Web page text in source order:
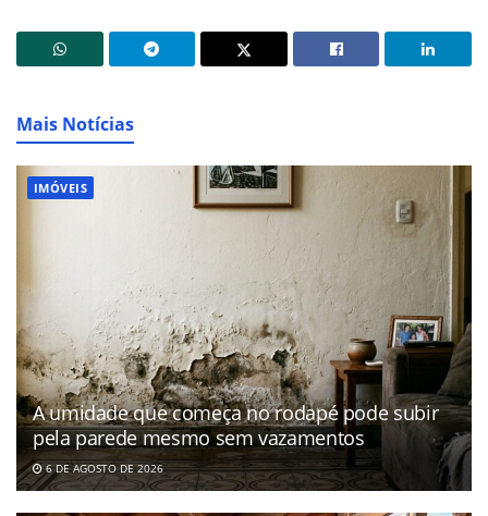
Mais Notícias
IMÓVEIS
A umidade que começa no rodapé pode subir
pela parede mesmo sem vazamentos
6 DE AGOSTO DE 2026